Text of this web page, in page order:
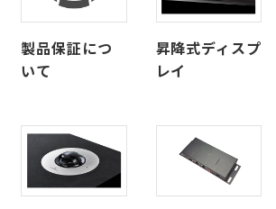
お問い合わせ
製品保証につ
いて
昇降式ディスプ
レイ